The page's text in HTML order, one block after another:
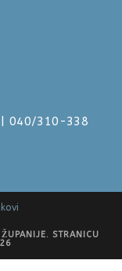
| 040/310-338
STRANICU